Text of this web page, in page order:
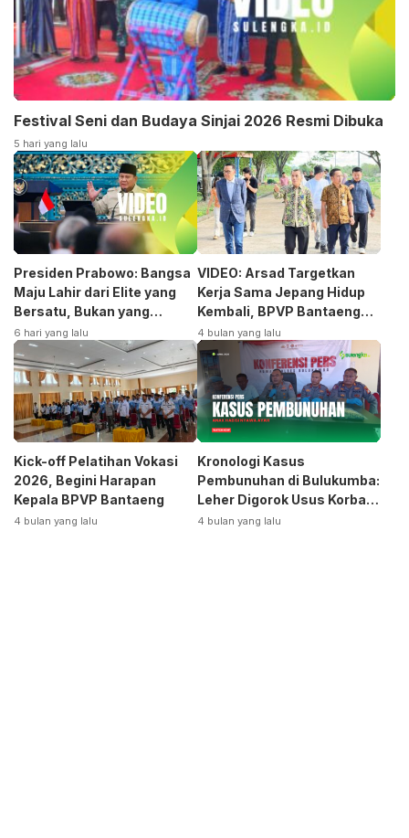
Festival Seni dan Budaya Sinjai 2026 Resmi Dibuka
5 hari yang lalu
Presiden Prabowo: Bangsa
Maju Lahir dari Elite yang
Bersatu, Bukan yang
Terpecah
6 hari yang lalu
VIDEO: Arsad Targetkan
Kerja Sama Jepang Hidup
Kembali, BPVP Bantaeng
Siap Bangkitkan Jurusan
Otomotif
4 bulan yang lalu
Kick-off Pelatihan Vokasi
2026, Begini Harapan
Kepala BPVP Bantaeng
4 bulan yang lalu
Kronologi Kasus
Pembunuhan di Bulukumba:
Leher Digorok Usus Korban
Dikeluarkan
4 bulan yang lalu